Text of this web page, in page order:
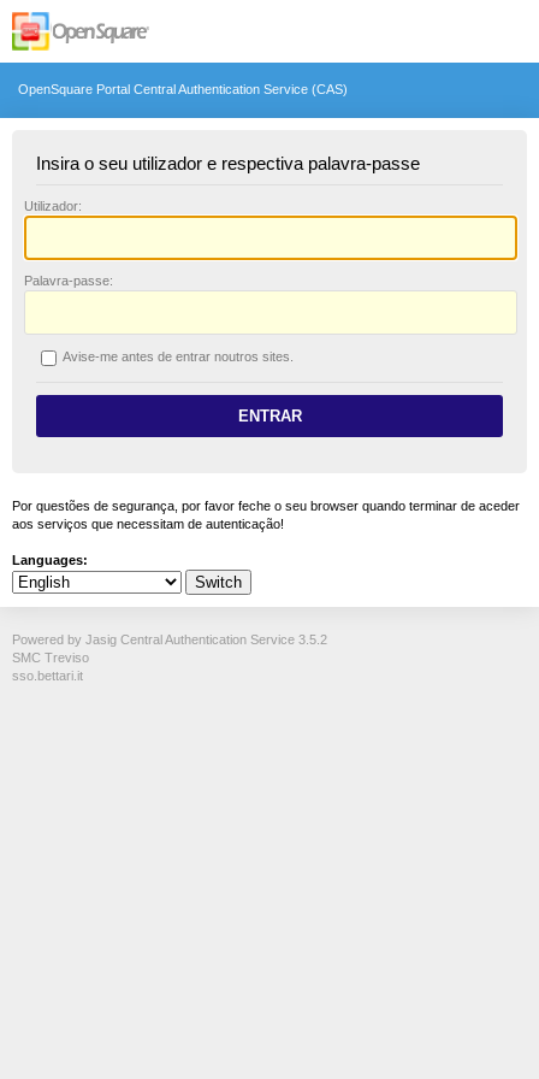
OpenSquare Portal Central Authentication Service (CAS)
Insira o seu utilizador e respectiva palavra-passe
Utilizador:
Palavra-passe:
Avise-me antes de entrar noutros sites.
Por questões de segurança, por favor feche o seu browser quando terminar de aceder
aos serviços que necessitam de autenticação!
Languages:
Powered by Jasig Central Authentication Service 3.5.2
SMC Treviso
sso.bettari.it